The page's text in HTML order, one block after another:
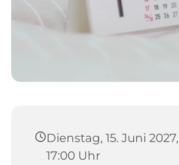
Dienstag, 15. Juni 2027,
17:00 Uhr